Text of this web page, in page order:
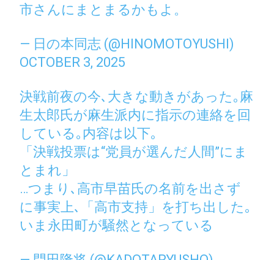
市さんにまとまるかもよ。
— 日の本同志 (@HINOMOTOYUSHI)
OCTOBER 3, 2025
決戦前夜の今､大きな動きがあった｡麻
生太郎氏が麻生派内に指示の連絡を回
している｡内容は以下｡
「決戦投票は“党員が選んだ人間”にま
とまれ」
…つまり､高市早苗氏の名前を出さず
に事実上､「高市支持」を打ち出した｡
いま永田町が騒然となっている